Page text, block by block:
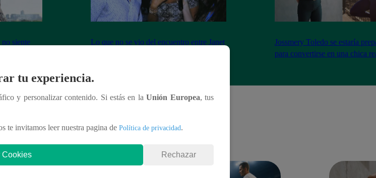
siente
Lo que no se vio del encuentro entre Janet
Jossmery Toledo se estaría
para convertirse en una chica
tu experiencia.
y personalizar contenido. Si estás en laUnión Europea, tus
te invitamos leer nuestra pagina de Política de privacidad.
Cookies Rechazar